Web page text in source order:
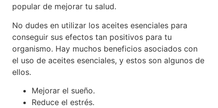
popular de mejorar tu salud.
No dudes en utilizar los aceites esenciales para
conseguir sus efectos tan positivos para tu
organismo. Hay muchos beneficios asociados con
el uso de aceites esenciales, y estos son algunos de
ellos.
Mejorar el sueño.
Reduce el estrés.